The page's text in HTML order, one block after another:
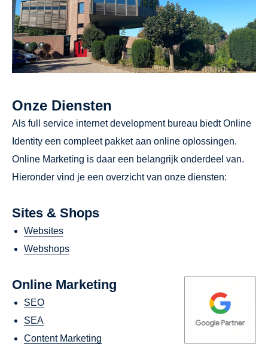
Onze Diensten
Als full service internet development bureau biedt Online
Identity een compleet pakket aan online oplossingen.
Online Marketing is daar een belangrijk onderdeel van.
Hieronder vind je een overzicht van onze diensten:
Sites & Shops
Websites
Webshops
Online Marketing
SEO
SEA
Content Marketing